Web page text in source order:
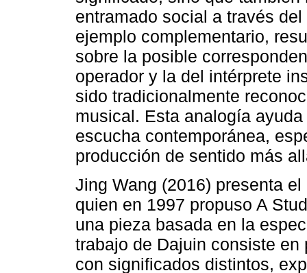
entramado social a través
ejemplo complementario,
sobre la posible
operador y la del intérprete
sido tradicionalmente
musical. Esta analogía
escucha contemporánea,
producción de sentido más
Jing Wang (2016) presenta
quien en 1997 propuso A
una pieza basada en la
trabajo de Dajuin consiste
con significados distintos,